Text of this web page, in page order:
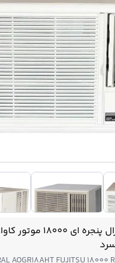
کولر گازی اجنرال پنجره ای